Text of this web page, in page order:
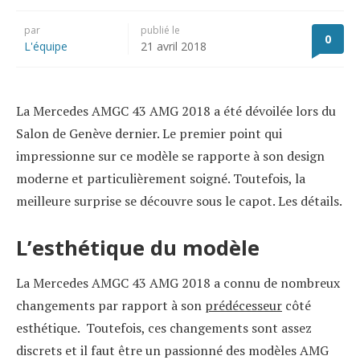
par
L'équipe
publié le
21 avril 2018 0
La Mercedes AMGC 43 AMG 2018 a été dévoilée lors du
Salon de Genève dernier. Le premier point qui
impressionne sur ce modèle se rapporte à son design
moderne et particulièrement soigné. Toutefois, la
meilleure surprise se découvre sous le capot. Les détails.
L’esthétique du modèle
La Mercedes AMGC 43 AMG 2018 a connu de nombreux
changements par rapport à son prédécesseur côté
esthétique. Toutefois, ces changements sont assez
discrets et il faut être un passionné des modèles AMG